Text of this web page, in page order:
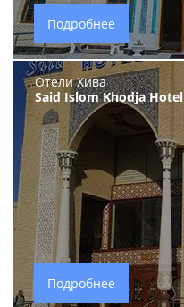
Подробнее
Отели Хива
Said Islom Khodja Hotel
Подробнее